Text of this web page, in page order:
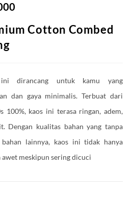
Cotton Combed
dirancang untuk kamu yang
dan gaya minimalis. Terbuat dari
100%, kaos ini terasa ringan, adem,
Dengan kualitas bahan yang tanpa
lainnya, kaos ini tidak hanya
meskipun sering dicuci